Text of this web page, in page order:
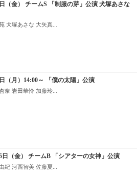
（金） チームS 「制服の芽」公演 犬塚あさな
犬塚あさな 大矢真...
（月）14:00～ 「僕の太陽」公演
奈 岩田華怜 加藤玲...
日（金） チームB 「シアターの女神」公演
紀 河西智美 佐藤夏...